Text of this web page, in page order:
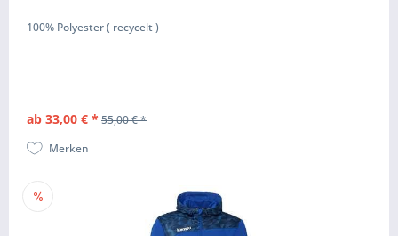
100% Polyester ( recycelt )
ab 33,00 € * 55,00 € *
Merken